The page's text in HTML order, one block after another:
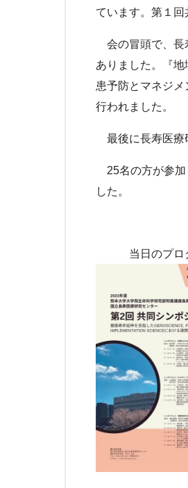
ています。第１回
会の冒頭で、長
ありました。『
患予防とマネジ
行われました。
最後に長寿医療
25名の方が参加
した。
当日のプロ